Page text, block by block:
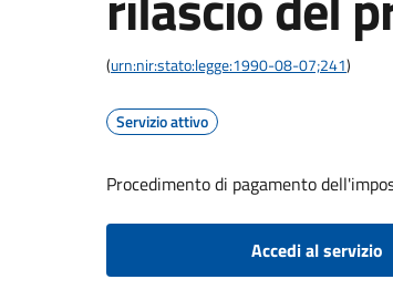
(urn:nir:stato:legge:1990-08-07;241)
Servizio attivo
Procedimento di pagamento
Accedi al servizio